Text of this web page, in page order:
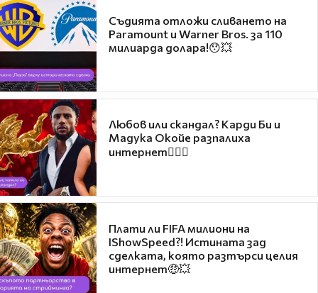
Съдията отложи сливането на
Paramount и Warner Bros. за 110
милиарда долара!😯💥
Любов или скандал? Карди Би и
Мадука Окойе разпалиха
интернет❤️‍🔥🔥
Плати ли FIFA милиони на
IShowSpeed?! Истината зад
сделката, която разтърси целия
интернет🤑💥